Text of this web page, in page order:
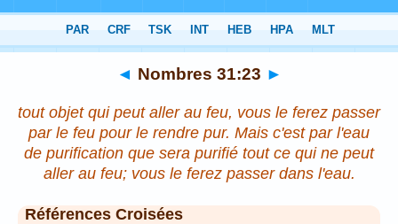
Chapitre 31> Verset 23
◄ Nombres 31:23 ►
tout objet qui peut aller au feu, vous le ferez passer
par le feu pour le rendre pur. Mais c'est par l'eau
de purification que sera purifié tout ce qui ne peut
aller au feu; vous le ferez passer dans l'eau.
Références Croisées